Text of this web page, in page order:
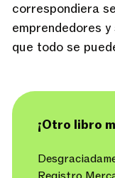
correspondiera
emprendedores
que todo se
¡Otro libro